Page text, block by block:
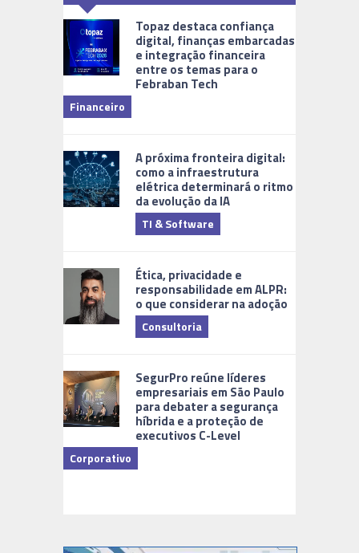
Topaz destaca confiança
digital, finanças embarcadas
e integração financeira
entre os temas para o
Febraban Tech
Financeiro
A próxima fronteira digital:
como a infraestrutura
elétrica determinará o ritmo
da evolução da IA
TI & Software
Ética, privacidade e
responsabilidade em ALPR:
o que considerar na adoção
Consultoria
SegurPro reúne líderes
empresariais em São Paulo
para debater a segurança
híbrida e a proteção de
executivos C-Level
Corporativo